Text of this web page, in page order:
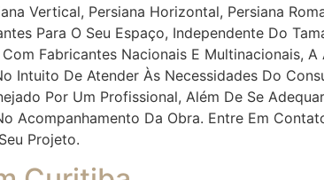
Vertical, Persiana Horizontal, Persiana
Para O Seu Espaço, Independente Do
Fabricantes Nacionais E Multinacionais, A
Intuito De Atender Às Necessidades Do
Por Um Profissional, Além De Se
Acompanhamento Da Obra. Entre Em
Projeto.